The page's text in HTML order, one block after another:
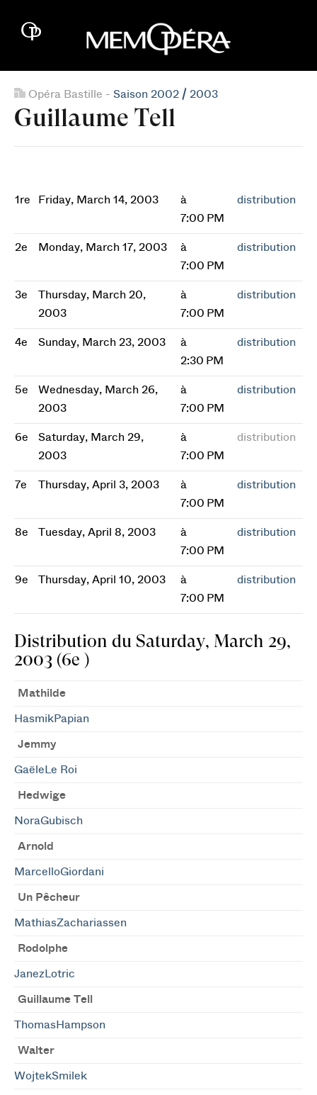
Opéra Bastille - Saison 2002 / 2003
Guillaume Tell
1re Friday, March 14, 2003
à
7:00 PM
distribution
2e Monday, March 17, 2003
à
7:00 PM
distribution
3e
Thursday, March 20,
2003
à
7:00 PM
distribution
4e Sunday, March 23, 2003
à
2:30 PM
distribution
5e
Wednesday, March 26,
2003
à
7:00 PM
distribution
6e
Saturday, March 29,
2003
à
7:00 PM
distribution
7e Thursday, April 3, 2003
à
7:00 PM
distribution
8e Tuesday, April 8, 2003
à
7:00 PM
distribution
9e Thursday, April 10, 2003
à
7:00 PM
distribution
Distribution du Saturday, March 29,
2003 (6e )
Mathilde
HasmikPapian
Jemmy
GaëleLe Roi
Hedwige
NoraGubisch
Arnold
MarcelloGiordani
Un Pêcheur
MathiasZachariassen
Rodolphe
JanezLotric
Guillaume Tell
ThomasHampson
Walter
WojtekSmilek